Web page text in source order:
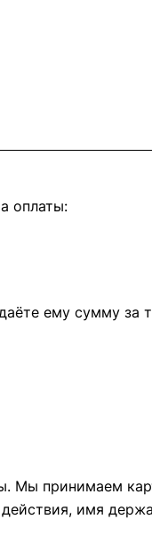
оплаты:
ему сумму за
Мы принимаем
имя